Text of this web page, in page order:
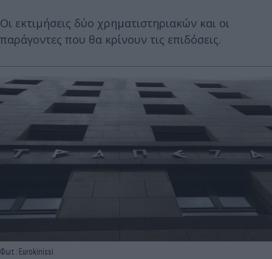
Οι εκτιμήσεις δύο χρηματιστηριακών και οι
παράγοντες που θα κρίνουν τις επιδόσεις.
Φωτ.: Eurokinissi